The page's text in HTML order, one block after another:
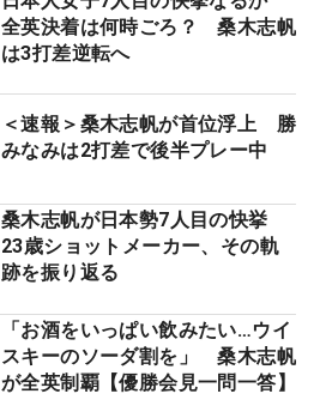
全英決着は何時ごろ？ 桑木志帆
は3打差逆転へ
＜速報＞桑木志帆が首位浮上 勝
みなみは2打差で後半プレー中
桑木志帆が日本勢7人目の快挙
23歳ショットメーカー、その軌
跡を振り返る
「お酒をいっぱい飲みたい…ウイ
スキーのソーダ割を」 桑木志帆
が全英制覇【優勝会見一問一答】